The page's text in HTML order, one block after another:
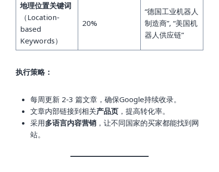
地理位置关键词
（Location-
based
Keywords）
20%
“德国工业机器人
制造商”, “美国机
器人供应链”
执行策略：
每周更新 2-3 篇文章，确保Google持续收录。
文章内部链接到相关产品页 ，提高转化率。
采用多语言内容营销 ，让不同国家的买家都能找到网
站。